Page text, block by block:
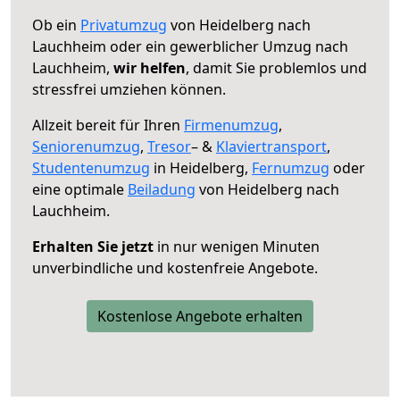
Ob ein Privatumzug von Heidelberg nach
Lauchheim oder ein gewerblicher Umzug nach
Lauchheim, wir helfen, damit Sie problemlos und
stressfrei umziehen können.
Allzeit bereit für Ihren Firmenumzug,
Seniorenumzug, Tresor– & Klaviertransport,
Studentenumzug in Heidelberg, Fernumzug oder
eine optimale Beiladung von Heidelberg nach
Lauchheim.
Erhalten Sie jetzt in nur wenigen Minuten
unverbindliche und kostenfreie Angebote.
Kostenlose Angebote erhalten